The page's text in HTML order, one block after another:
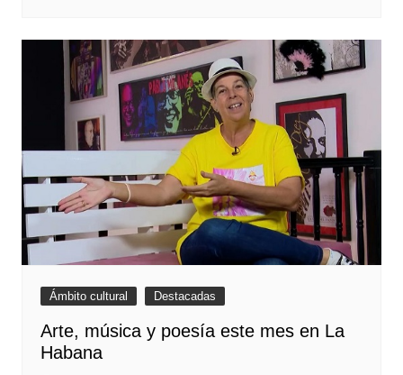
Ámbito cultural Destacadas
Arte, música y poesía este mes en La
Habana